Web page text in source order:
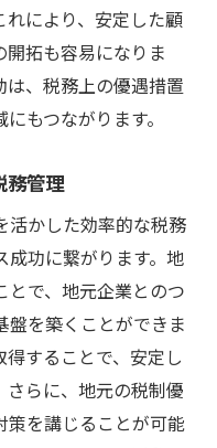
により、安定した顧
拓も容易になりま
、税務上の優遇措置
もつながります。
務管理
活かした効率的な税務
成功に繋がります。地
とで、地元企業とのつ
盤を築くことができま
することで、安定し
さらに、地元の税制優
策を講じることが可能